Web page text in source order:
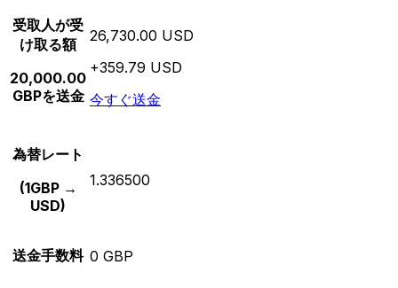
受取人が受
け取る額
20,000.00
GBPを送金
26,730.00 USD
+359.79 USD
今すぐ送金
為替レート
(1GBP →
USD)
1.336500
送金手数料 0 GBP